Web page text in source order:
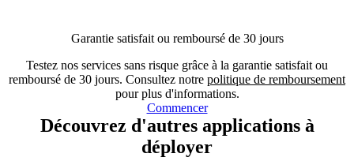
Garantie satisfait ou remboursé de 30 jours
Testez nos services sans risque grâce à la garantie satisfait ou
remboursé de 30 jours. Consultez notre politique de remboursement
pour plus d'informations.
Commencer
Découvrez d'autres applications à
déployer